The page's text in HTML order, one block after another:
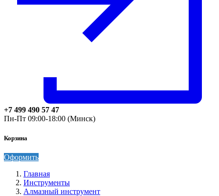
+7 499 490 57 47
Пн-Пт 09:00-18:00 (Минск)
Корзина
Оформить
Главная
Инструменты
Алмазный инструмент